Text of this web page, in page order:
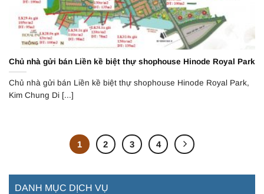
Chủ nhà gửi bán Liền kề biệt thự shophouse Hinode Royal Park
Chủ nhà gửi bán Liền kề biệt thự shophouse Hinode Royal Park,
Kim Chung Di [...]
1 2 3 4
DANH MỤC DỊCH VỤ